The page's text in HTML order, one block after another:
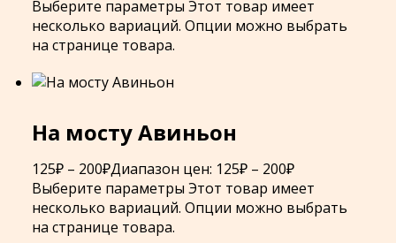
Выберите параметры Этот товар имеет
несколько вариаций. Опции можно выбрать
на странице товара.
На мосту Авиньон
125₽ – 200₽Диапазон цен: 125₽ – 200₽
Выберите параметры Этот товар имеет
несколько вариаций. Опции можно выбрать
на странице товара.